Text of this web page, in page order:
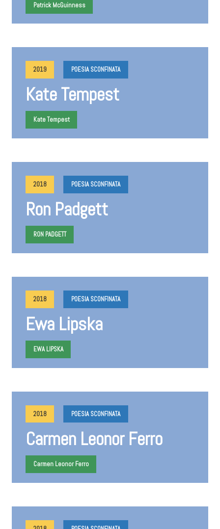
Patrick McGuinness
2019 POESIA SCONFINATA
Kate Tempest
Kate Tempest
2018 POESIA SCONFINATA
Ron Padgett
RON PADGETT
2018 POESIA SCONFINATA
Ewa Lipska
EWA LIPSKA
2018 POESIA SCONFINATA
Carmen Leonor Ferro
Carmen Leonor Ferro